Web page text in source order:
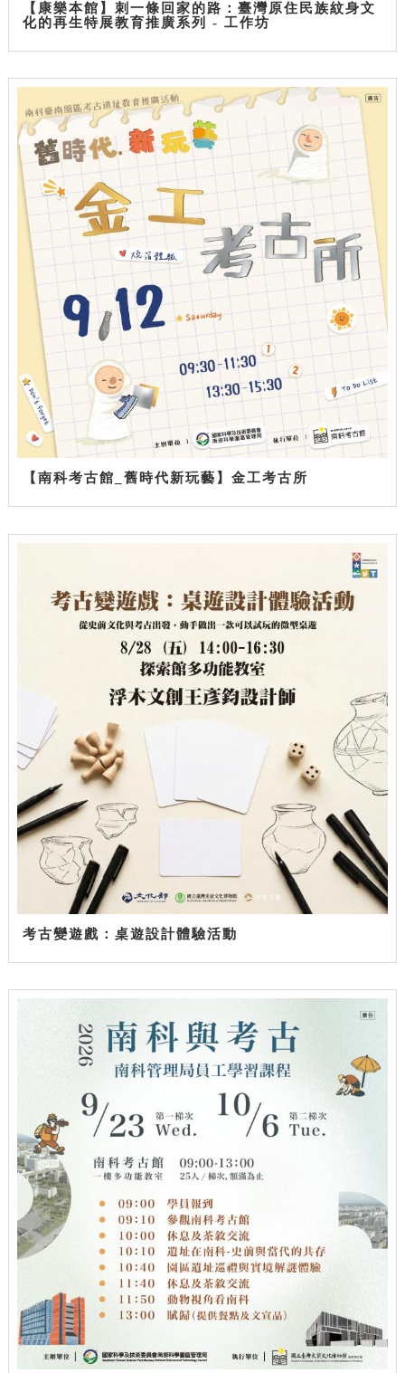
【康樂本館】刺一條回家的路：臺灣原住民族紋身文
化的再生特展教育推廣系列 - 工作坊
【南科考古館_舊時代新玩藝】金工考古所
考古變遊戲：桌遊設計體驗活動